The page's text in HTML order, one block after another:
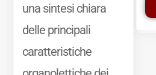
una sintesi chiara
delle principali
caratteristiche